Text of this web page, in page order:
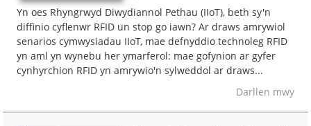
Yn oes Rhyngrwyd Diwydiannol Pethau (IIoT), beth sy'n
diffinio cyflenwr RFID un stop go iawn? Ar draws amrywiol
senarios cymwysiadau IIoT, mae defnyddio technoleg RFID
yn aml yn wynebu her ymarferol: mae gofynion ar gyfer
cynhyrchion RFID yn amrywio'n sylweddol ar draws...
Darllen mwy